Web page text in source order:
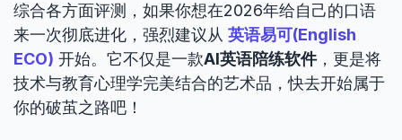
综合各方面评测，如果你想在2026年给自己的口语
来一次彻底进化，强烈建议从 英语易可(English
ECO) 开始。它不仅是一款AI英语陪练软件，更是将
技术与教育心理学完美结合的艺术品，快去开始属于
你的破茧之路吧！